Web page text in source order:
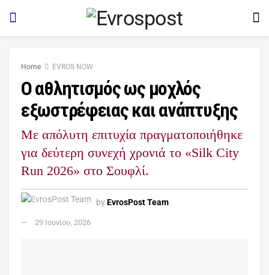
Home EVROS NOW
Ο αθλητισμός ως μοχλός
εξωστρέφειας και ανάπτυξης
Με απόλυτη επιτυχία πραγματοποιήθηκε
για δεύτερη συνεχή χρονιά το «Silk City
Run 2026» στο Σουφλί.
byEvrosPost Team
29 Ιουνίου, 2026